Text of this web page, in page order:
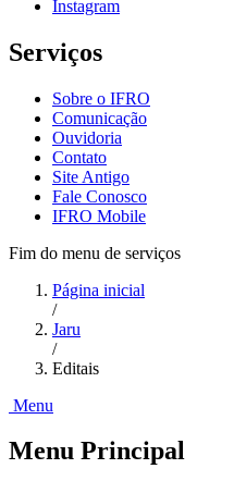
Instagram
Serviços
Sobre o IFRO
Comunicação
Ouvidoria
Contato
Site Antigo
Fale Conosco
IFRO Mobile
Fim do menu de serviços
Página inicial
/
Jaru
/
Editais
Menu
Menu Principal